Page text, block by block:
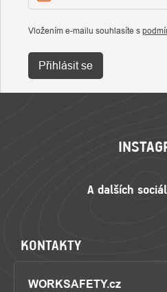
Vložením e-mailu souhlasíte s
Přihlásit se
KONTAKTY
WORKSAFETY.cz